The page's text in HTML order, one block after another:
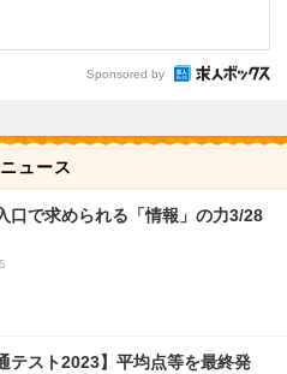
Sponsored by
ュース
口で求められる「情報」の力3/28
テスト2023】平均点等を最終発